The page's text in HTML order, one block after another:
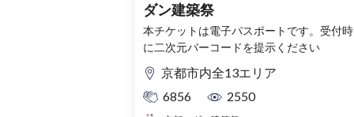
ダン建築祭
本チケットは電子パスポートです。受付時
に二次元バーコードを提示ください
京都市内全13エリア
6856
2550